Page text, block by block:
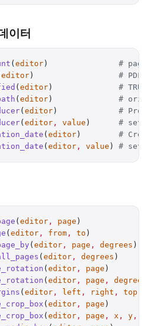
이터
( editor ) # page
editor ) # PDF
( editor ) #
( editor ) #
( editor ) #
( editor , value ) # set
( editor ) #
( editor , value ) # set
( editor , page )
( editor , from , to )
( editor , page , degrees )
( editor , degrees )
( editor , page )
( editor , page , degrees
( editor , left , right , top
( editor , page )
( editor , page , x , y ,